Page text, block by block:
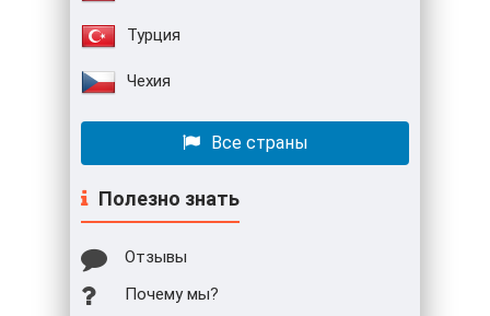
Турция
Чехия
Все страны
Полезно знать
Отзывы
Почему мы?